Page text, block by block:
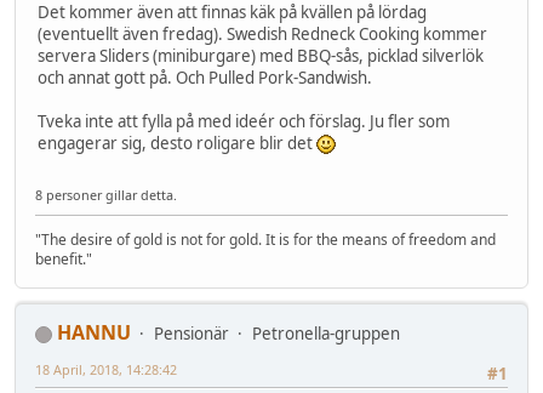
Det kommer även att finnas käk på kvällen på lördag
(eventuellt även fredag). Swedish Redneck Cooking kommer
servera Sliders (miniburgare) med BBQ-sås, picklad silverlök
och annat gott på. Och Pulled Pork-Sandwish.
Tveka inte att fylla på med ideér och förslag. Ju fler som
engagerar sig, desto roligare blir det
8 personer gillar detta.
"The desire of gold is not for gold. It is for the means of freedom and
benefit."
HANNU Pensionär
Petronella-gruppen
#1
18 April, 2018, 14:28:42